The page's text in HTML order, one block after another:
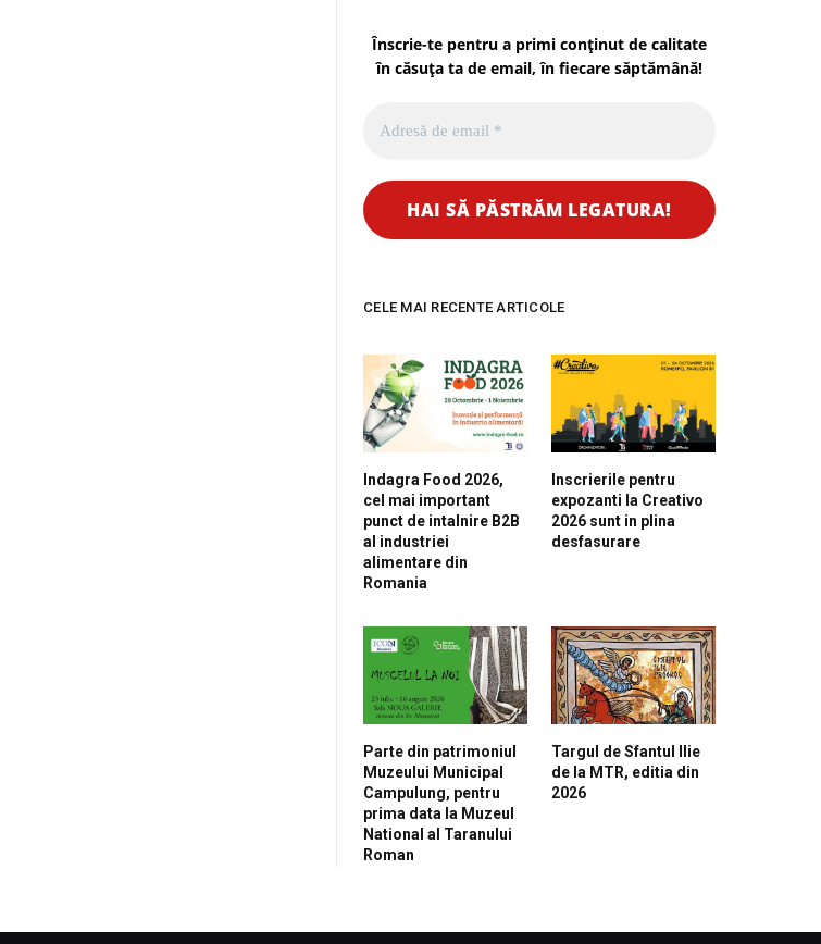
Înscrie-te pentru a primi conținut de calitate
în căsuța ta de email, în fiecare săptămână!
CELE MAI RECENTE ARTICOLE
Indagra Food 2026,
cel mai important
punct de intalnire B2B
al industriei
alimentare din
Romania
Inscrierile pentru
expozanti la Creativo
2026 sunt in plina
desfasurare
Parte din patrimoniul
Muzeului Municipal
Campulung, pentru
prima data la Muzeul
National al Taranului
Roman
Targul de Sfantul Ilie
de la MTR, editia din
2026